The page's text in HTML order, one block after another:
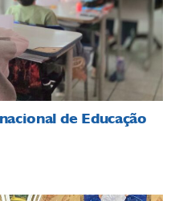
de Educação